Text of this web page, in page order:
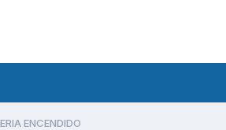
ENCENDIDO